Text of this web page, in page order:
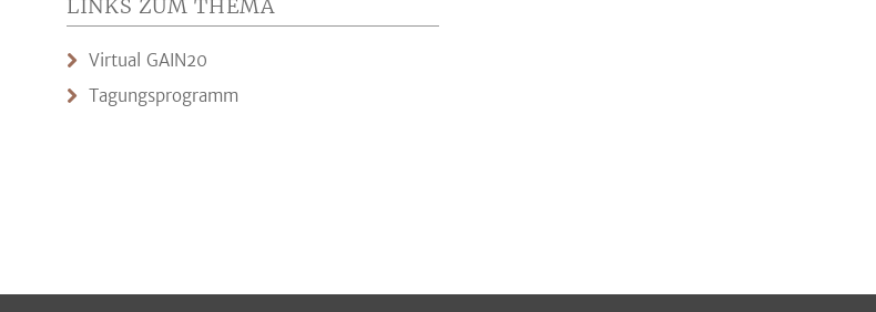
LINKS ZUM THEMA
Virtual GAIN20
Tagungsprogramm